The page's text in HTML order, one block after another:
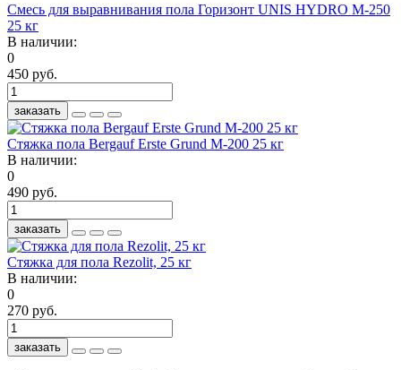
Смесь для выравнивания пола Горизонт UNIS HYDRO М-250
25 кг
В наличии:
0
450 руб.
заказать
Стяжка пола Bergauf Erste Grund М-200 25 кг
В наличии:
0
490 руб.
заказать
Стяжка для пола Rezolit, 25 кг
В наличии:
0
270 руб.
заказать